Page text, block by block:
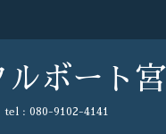
ルボート
tel : 080-9102-4141